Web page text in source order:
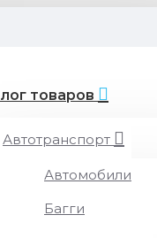
товаров
Автотранспорт
Автомобили
Багги